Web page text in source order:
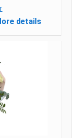
details